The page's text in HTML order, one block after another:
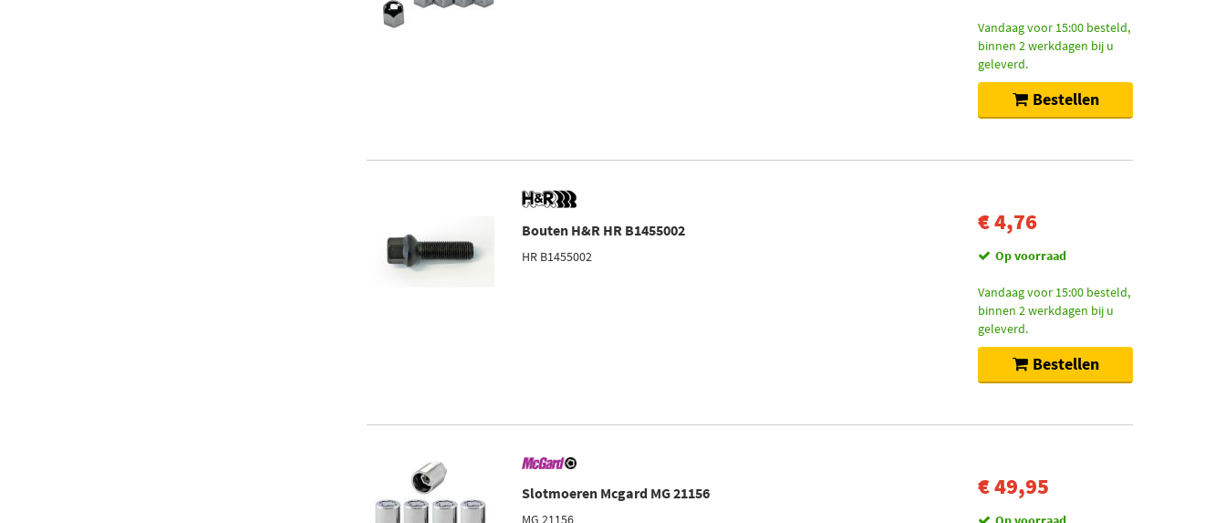
Vandaag voor 15:00 besteld,
binnen 2 werkdagen bij u
geleverd.
Bestellen
Bouten H&R HR B1455002
HR B1455002
€ 4,76
Op voorraad
Vandaag voor 15:00 besteld,
binnen 2 werkdagen bij u
geleverd.
Bestellen
Slotmoeren Mcgard MG 21156
MG 21156
€ 49,95